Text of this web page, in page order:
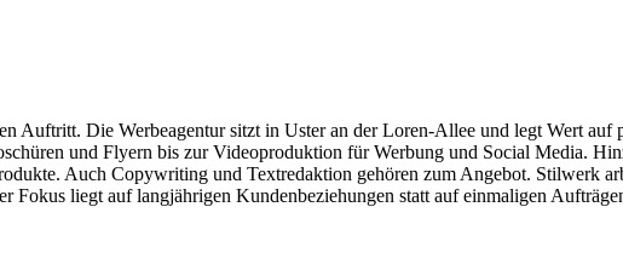
Die Werbeagentur sitzt in Uster an der Loren-Allee und legt Wert auf
und Flyern bis zur Videoproduktion für Werbung und Social Media.
Auch Copywriting und Textredaktion gehören zum Angebot. Stilwerk
liegt auf langjährigen Kundenbeziehungen statt auf einmaligen